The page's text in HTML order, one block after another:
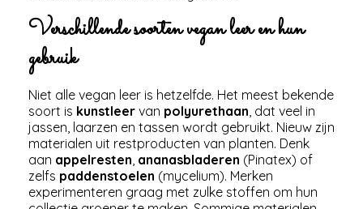
Verschillende soorten vegan leer en hun
gebruik
Niet alle vegan leer is hetzelfde. Het meest bekende
soort is kunstleervan polyurethaan , dat veel in
jassen, laarzen en tassen wordt gebruikt. Nieuw zijn
materialen uit restproducten van planten. Denk
aan appelresten ananasbladeren (Pinatex) of
zelfs paddenstoelen (mycelium). Merken
experimenteren graag met zulke stoffen om hun